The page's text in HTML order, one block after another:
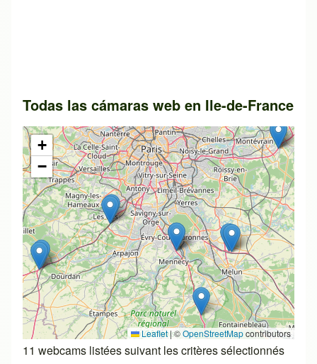
Todas las cámaras web en Ile-de-France
+
−
Leaflet|©OpenStreetMapcontributors
11 webcams listées suivant les critères sélectionnés